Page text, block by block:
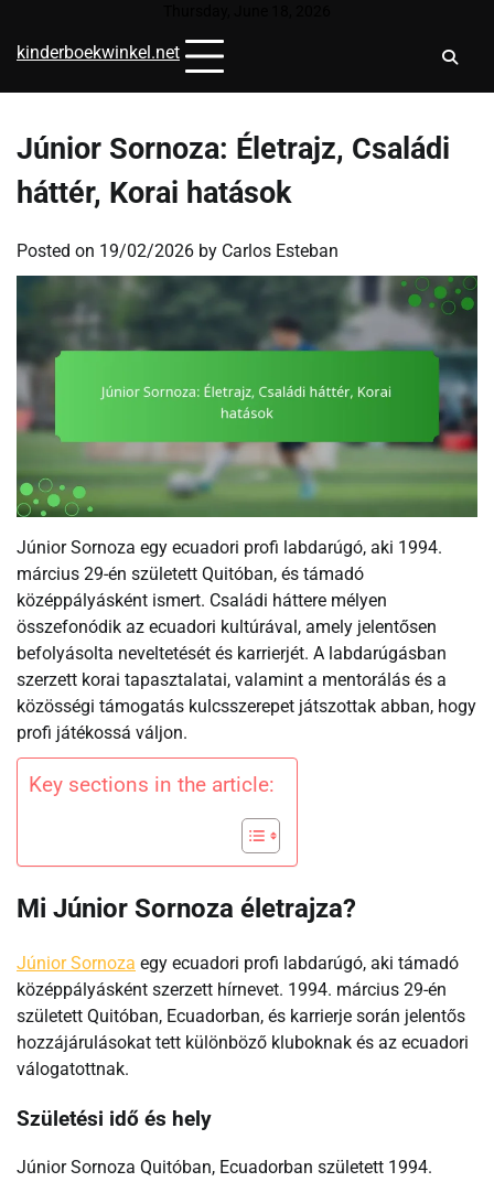
content
kinderboekwinkel.net
Júnior Sornoza: Életrajz, Családi
háttér, Korai hatások
Posted on 19/02/2026 by Carlos Esteban
Júnior Sornoza egy ecuadori profi labdarúgó, aki 1994.
március 29-én született Quitóban, és támadó
középpályásként ismert. Családi háttere mélyen
összefonódik az ecuadori kultúrával, amely jelentősen
befolyásolta neveltetését és karrierjét. A labdarúgásban
szerzett korai tapasztalatai, valamint a mentorálás és a
közösségi támogatás kulcsszerepet játszottak abban, hogy
profi játékossá váljon.
Key sections in the article:
Mi Júnior Sornoza életrajza?
Júnior Sornoza egy ecuadori profi labdarúgó, aki támadó
középpályásként szerzett hírnevet. 1994. március 29-én
született Quitóban, Ecuadorban, és karrierje során jelentős
hozzájárulásokat tett különböző kluboknak és az ecuadori
válogatottnak.
Születési idő és hely
Júnior Sornoza Quitóban, Ecuadorban született 1994.